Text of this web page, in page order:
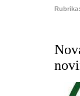
Rubrika: